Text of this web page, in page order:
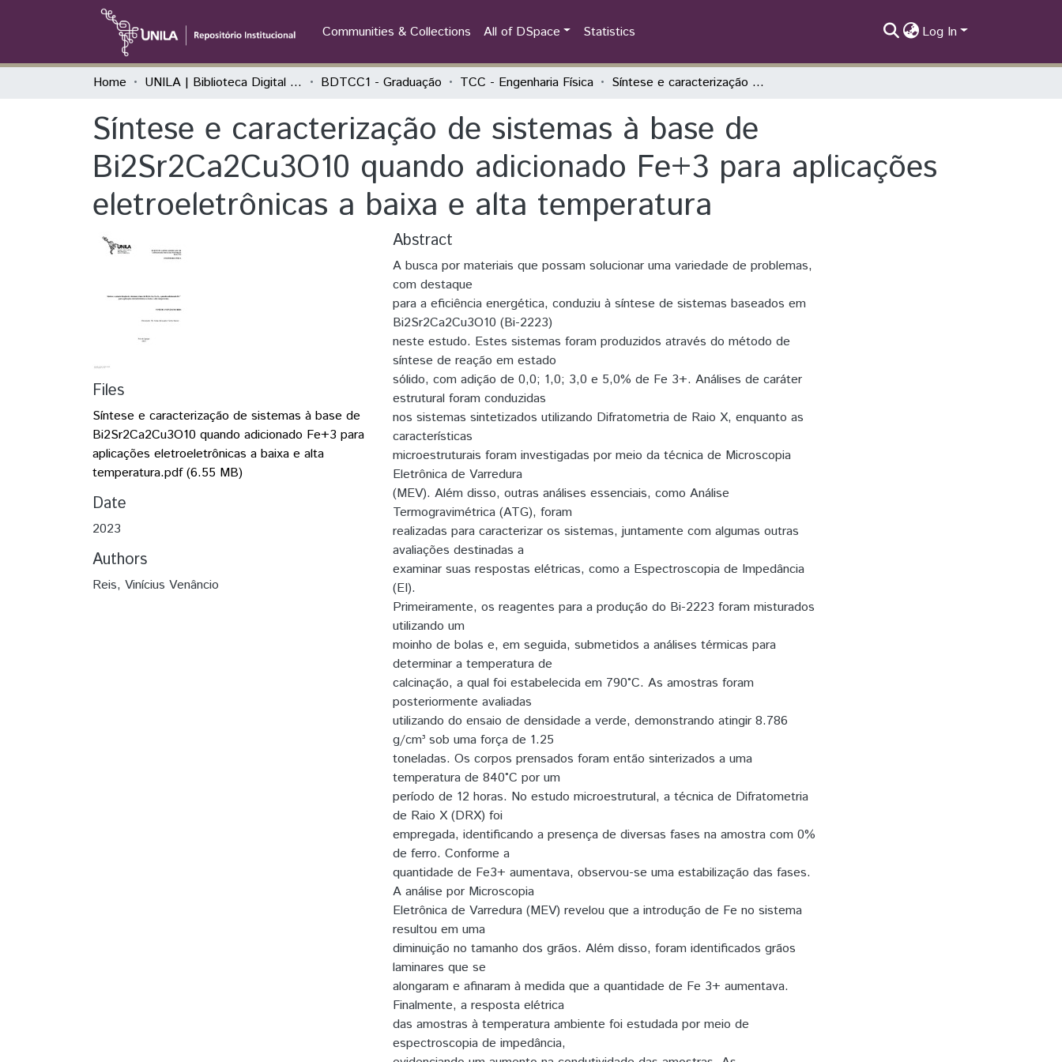
Communities & Collections All of DSpace Statistics Log In
Home UNILA | Biblioteca Digital de Trabalhos de Conclusão de Curso BDTCC1 - Graduação TCC - Engenharia Física Síntese e caracterização de sistemas à base de Bi2Sr2Ca2Cu3O10 quando adicionado Fe+3 para aplicações eletroeletrônicas a baixa e alta temperatura
Síntese e caracterização de sistemas à base de
Bi2Sr2Ca2Cu3O10 quando adicionado Fe+3 para aplicações
eletroeletrônicas a baixa e alta temperatura
Files
Síntese e caracterização de sistemas à base de
Bi2Sr2Ca2Cu3O10 quando adicionado Fe+3 para
aplicações eletroeletrônicas a baixa e alta
temperatura.pdf(6.55 MB)
Date
2023
Authors
Reis, Vinícius Venâncio
Abstract
A busca por materiais que possam solucionar uma variedade de problemas,
com destaque
para a eficiência energética, conduziu à síntese de sistemas baseados em
Bi2Sr2Ca2Cu3O10 (Bi-2223)
neste estudo. Estes sistemas foram produzidos através do método de
síntese de reação em estado
sólido, com adição de 0,0; 1,0; 3,0 e 5,0% de Fe 3+. Análises de caráter
estrutural foram conduzidas
nos sistemas sintetizados utilizando Difratometria de Raio X, enquanto as
características
microestruturais foram investigadas por meio da técnica de Microscopia
Eletrônica de Varredura
(MEV). Além disso, outras análises essenciais, como Análise
Termogravimétrica (ATG), foram
realizadas para caracterizar os sistemas, juntamente com algumas outras
avaliações destinadas a
examinar suas respostas elétricas, como a Espectroscopia de Impedância
(EI).
Primeiramente, os reagentes para a produção do Bi-2223 foram misturados
utilizando um
moinho de bolas e, em seguida, submetidos a análises térmicas para
determinar a temperatura de
calcinação, a qual foi estabelecida em 790°C. As amostras foram
posteriormente avaliadas
utilizando do ensaio de densidade a verde, demonstrando atingir 8.786
g/cm³ sob uma força de 1.25
toneladas. Os corpos prensados foram então sinterizados a uma
temperatura de 840°C por um
período de 12 horas. No estudo microestrutural, a técnica de Difratometria
de Raio X (DRX) foi
empregada, identificando a presença de diversas fases na amostra com 0%
de ferro. Conforme a
quantidade de Fe3+ aumentava, observou-se uma estabilização das fases.
A análise por Microscopia
Eletrônica de Varredura (MEV) revelou que a introdução de Fe no sistema
resultou em uma
diminuição no tamanho dos grãos. Além disso, foram identificados grãos
laminares que se
alongaram e afinaram à medida que a quantidade de Fe 3+ aumentava.
Finalmente, a resposta elétrica
das amostras à temperatura ambiente foi estudada por meio de
espectroscopia de impedância,